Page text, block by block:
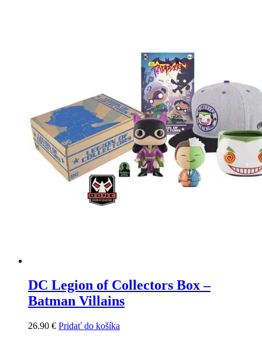
DC Legion of Collectors Box –
Batman Villains
26.90 € Pridať do košíka